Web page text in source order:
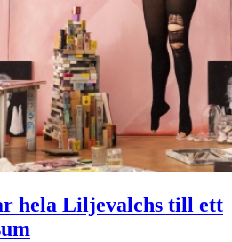
hela Liljevalchs till ett